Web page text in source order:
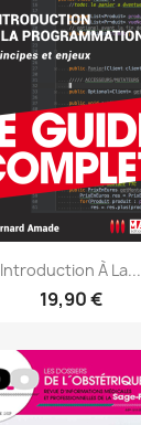
Introduction À La...
19,90 €